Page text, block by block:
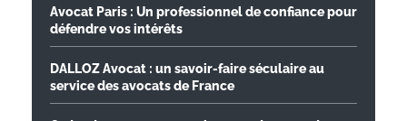
Avocat Paris : Un professionnel de confiance pour
défendre vos intérêts
DALLOZ Avocat : un savoir-faire séculaire au
service des avocats de France